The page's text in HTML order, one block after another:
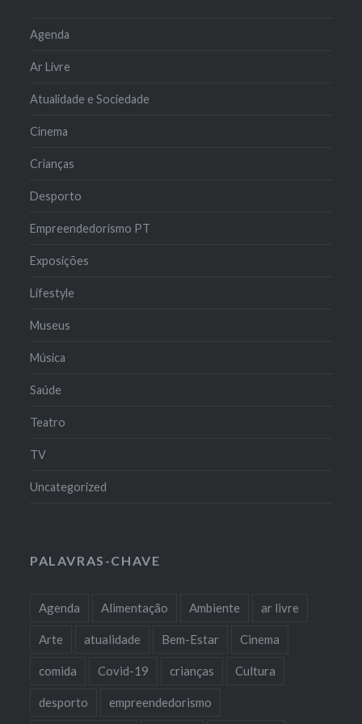
Agenda
Ar Livre
Atualidade e Sociedade
Cinema
Crianças
Desporto
Empreendedorismo PT
Exposições
Lifestyle
Museus
Música
Saúde
Teatro
TV
Uncategorized
PALAVRAS-CHAVE
Agenda Alimentação Ambiente ar livre
Arte atualidade Bem-Estar Cinema
comida Covid-19 crianças Cultura
desporto empreendedorismo